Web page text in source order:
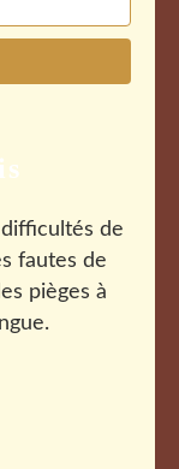
de
fautes de
pièges à